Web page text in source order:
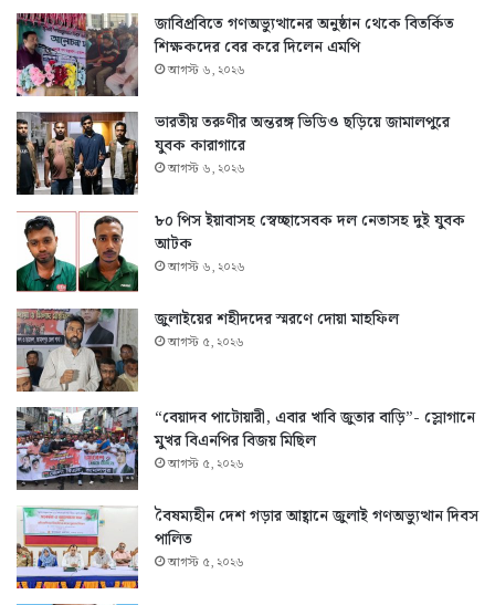
জাবিপ্রবিতে গণঅভ্যুত্থানের অনুষ্ঠান থেকে বিতর্কিত
শিক্ষকদের বের করে দিলেন এমপি
আগস্ট ৬, ২০২৬
ভারতীয় তরুণীর অন্তরঙ্গ ভিডিও ছড়িয়ে জামালপুরে
যুবক কারাগারে
আগস্ট ৬, ২০২৬
৮০ পিস ইয়াবাসহ স্বেচ্ছাসেবক দল নেতাসহ দুই যুবক
আটক
আগস্ট ৬, ২০২৬
জুলাইয়ের শহীদদের স্মরণে দোয়া মাহফিল
আগস্ট ৫, ২০২৬
“বেয়াদব পাটোয়ারী, এবার খাবি জুতার বাড়ি”- স্লোগানে
মুখর বিএনপির বিজয় মিছিল
আগস্ট ৫, ২০২৬
বৈষম্যহীন দেশ গড়ার আহ্বানে জুলাই গণঅভ্যুত্থান দিবস
পালিত
আগস্ট ৫, ২০২৬